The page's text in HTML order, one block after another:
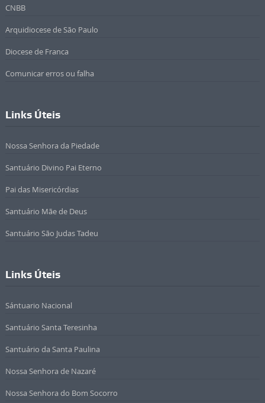
CNBB
Arquidiocese de São Paulo
Diocese de Franca
Comunicar erros ou falha
Links Úteis
Nossa Senhora da Piedade
Santuário Divino Pai Eterno
Pai das Misericórdias
Santuário Mãe de Deus
Santuário São Judas Tadeu
Links Úteis
Sántuario Nacional
Santuário Santa Teresinha
Santuário da Santa Paulina
Nossa Senhora de Nazaré
Nossa Senhora do Bom Socorro